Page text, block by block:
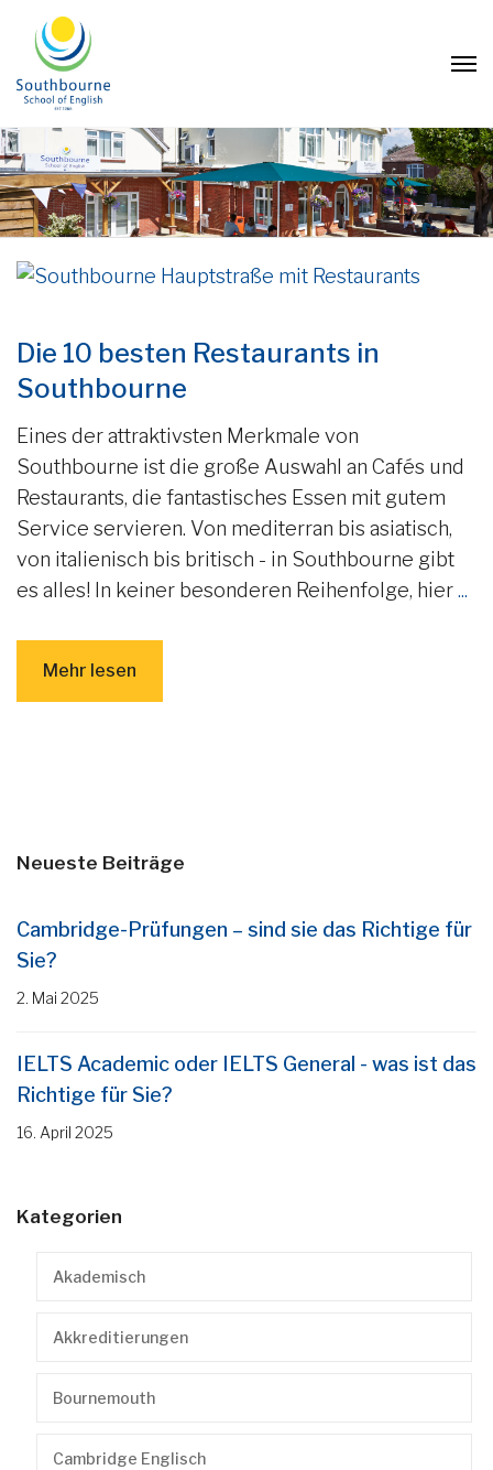
Die 10 besten Restaurants in
Southbourne
Eines der attraktivsten Merkmale von
Southbourne ist die große Auswahl an Cafés und
Restaurants, die fantastisches Essen mit gutem
Service servieren. Von mediterran bis asiatisch,
von italienisch bis britisch - in Southbourne gibt
es alles! In keiner besonderen Reihenfolge, hier...
Mehr lesen
Neueste Beiträge
Cambridge-Prüfungen – sind sie das Richtige für
Sie?
2. Mai 2025
IELTS Academic oder IELTS General - was ist das
Richtige für Sie?
16. April 2025
Kategorien
Akademisch
Akkreditierungen
Bournemouth
Cambridge Englisch